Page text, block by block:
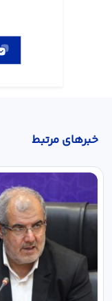
خبر‌های مرتبط